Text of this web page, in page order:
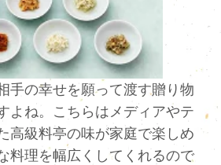
手の幸せを願って渡す贈り物
よね。こちらはメディアやテ
高級料亭の味が家庭で楽しめ
料理を幅広くしてくれるので